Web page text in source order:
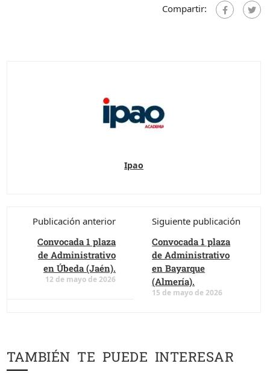
Compartir:
Ipao
Publicación anterior
Convocada 1 plaza
de Administrativo
en Úbeda (Jaén).
12 de mayo de 2026
Siguiente publicación
Convocada 1 plaza
de Administrativo
en Bayarque
(Almería).
15 de mayo de 2026
TAMBIÉN TE PUEDE INTERESAR